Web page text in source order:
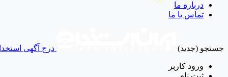
درباره ما
تماس با ما
جستجو (جدید) درج آگهی
ورود کاربر